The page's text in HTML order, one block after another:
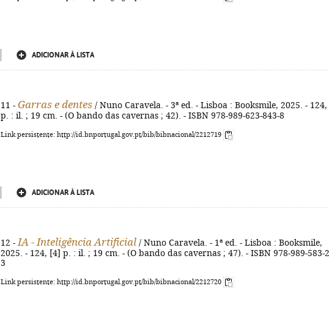
ADICIONAR À LISTA
11 - Garras e dentes / Nuno Caravela. - 3ª ed. - Lisboa : Booksmile, 2025. - 124,
p. : il. ; 19 cm. - (O bando das cavernas ; 42). - ISBN 978-989-623-843-8
Link persistente: http://id.bnportugal.gov.pt/bib/bibnacional/2212719
ADICIONAR À LISTA
12 - IA - Inteligência Artificial / Nuno Caravela. - 1ª ed. - Lisboa : Booksmile,
2025. - 124, [4] p. : il. ; 19 cm. - (O bando das cavernas ; 47). - ISBN 978-989-583-
3
Link persistente: http://id.bnportugal.gov.pt/bib/bibnacional/2212720